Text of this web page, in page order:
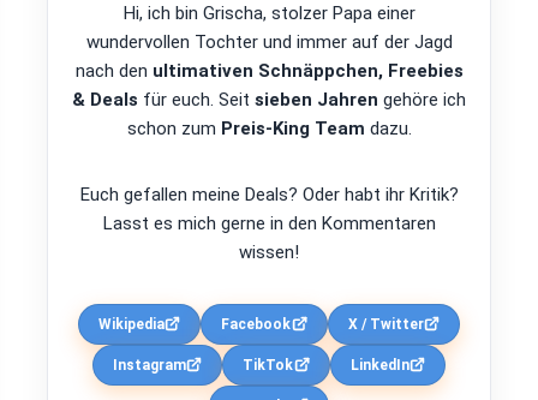
Hi, ich bin Grischa, stolzer Papa einer
wundervollen Tochter und immer auf der Jagd
nach den ultimativen Schnäppchen, Freebies
& Deals für euch. Seit sieben Jahren gehöre ich
schon zum Preis-King Team dazu.
Euch gefallen meine Deals? Oder habt ihr Kritik?
Lasst es mich gerne in den Kommentaren
wissen!
Wikipedia Facebook X / Twitter
Instagram TikTok LinkedIn